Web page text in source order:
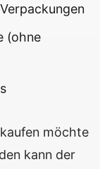
(ohne
möchte
kann der